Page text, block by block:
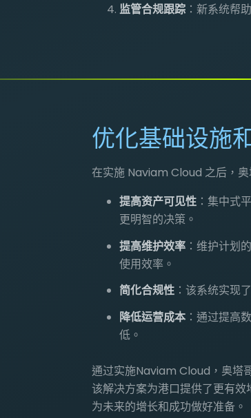
监管合规跟踪 ：新系统帮
优化基础设施
在实施 Naviam Cloud 之后，奥
提高资产可见性 ：集中式
更明智的决策。
提高维护效率 ：维护计划
使用效率。
简化合规性 ：该系统实现
降低运营成本 ：通过提高
低。
通过实施Naviam Cloud，奥塔
该解决方案为港口提供了更有
为未来的增长和成功做好准备。